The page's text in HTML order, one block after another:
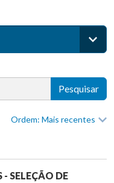
Pesquisar
Ordem: Mais recentes
SELEÇÃO DE